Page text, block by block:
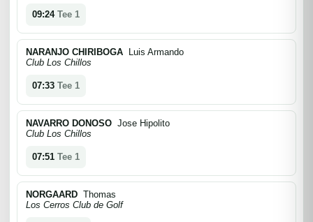
09:24 Tee 1
NARANJO CHIRIBOGA Luis Armando
Club Los Chillos
07:33 Tee 1
NAVARRO DONOSO Jose Hipolito
Club Los Chillos
07:51 Tee 1
NORGAARD Thomas
Los Cerros Club de Golf